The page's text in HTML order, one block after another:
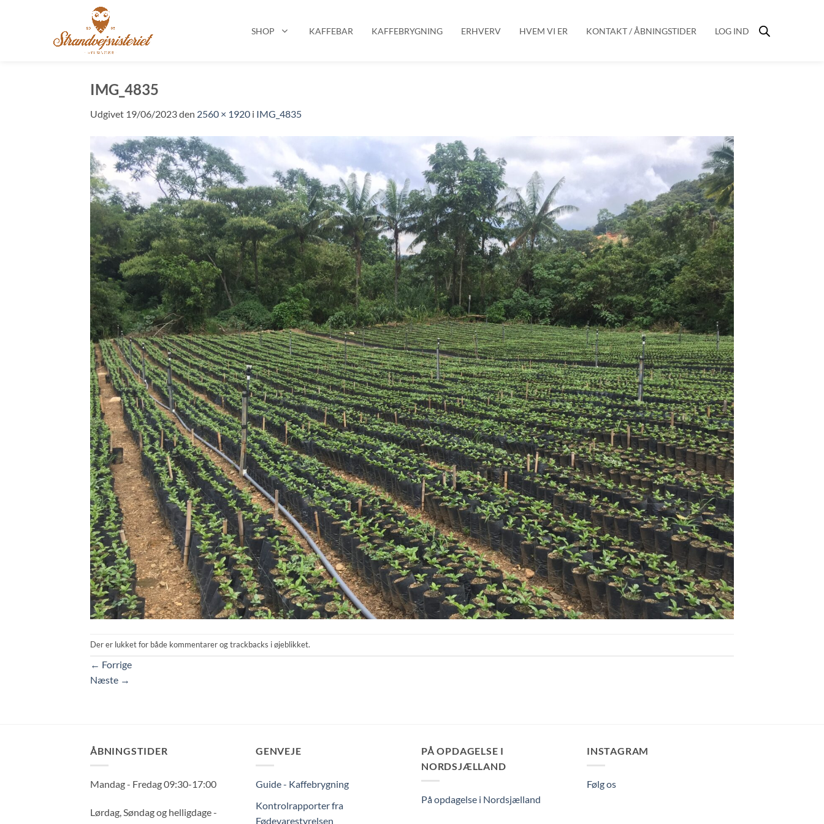
SHOP KAFFEBAR KAFFEBRYGNING ERHVERV HVEM VI ER KONTAKT / ÅBNINGSTIDER LOG IND
IMG_4835
Udgivet 19/06/2023den 2560 × 1920 i IMG_4835
Der er lukket for både kommentarer og trackbacks i øjeblikket.
← Forrige
Næste →
ÅBNINGSTIDER
Mandag - Fredag 09:30-17:00
Lørdag, Søndag og helligdage -
GENVEJE
Guide - Kaffebrygning
Kontrolrapporter fra
Fødevarestyrelsen
PÅ OPDAGELSE I
NORDSJÆLLAND
På opdagelse i Nordsjælland
INSTAGRAM
Følg os